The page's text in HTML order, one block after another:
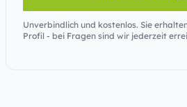
Unverbindlich und kostenlos. Sie
Profil - bei Fragen sind wir jederzeit